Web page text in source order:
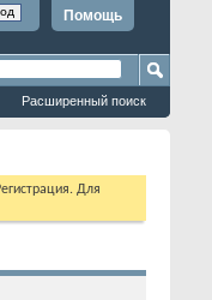
Помощь
Расширенный поиск
Для